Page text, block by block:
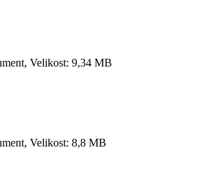
Velikost: 9,34 MB
Velikost: 8,8 MB